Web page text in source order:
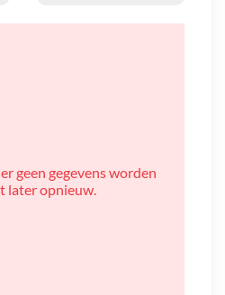
geen gegevens worden
later opnieuw.